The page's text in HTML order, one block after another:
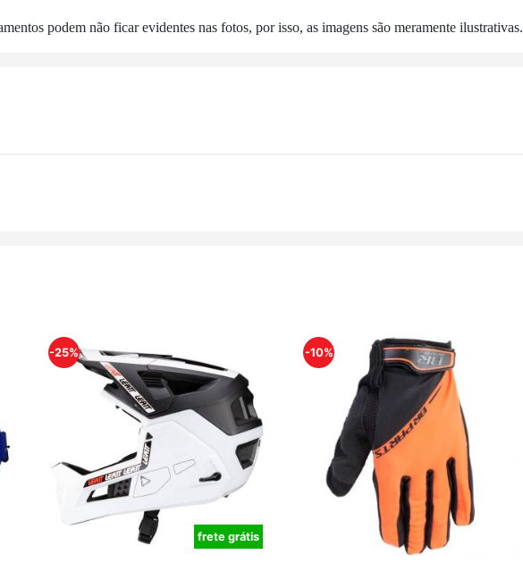
podem não ficar evidentes nas fotos, por isso, as imagens são meramente ilustrativas.
-25%
frete grátis
-10%